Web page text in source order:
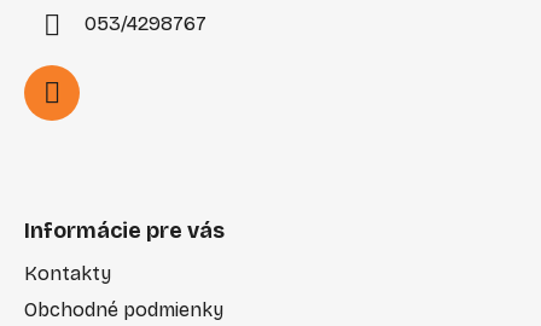
053/4298767
Informácie pre vás
Kontakty
Obchodné podmienky